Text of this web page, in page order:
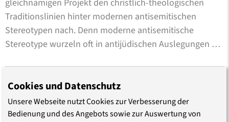
gleichnamigen Projekt den christlich-theologischen
Traditionslinien hinter modernen antisemitischen
Stereotypen nach. Denn moderne antisemitische
Stereotype wurzeln oft in antijüdischen Auslegungen …
Cookies und Datenschutz
Unsere Webseite nutzt Cookies zur Verbesserung der
Bedienung und des Angebots sowie zur Auswertung von